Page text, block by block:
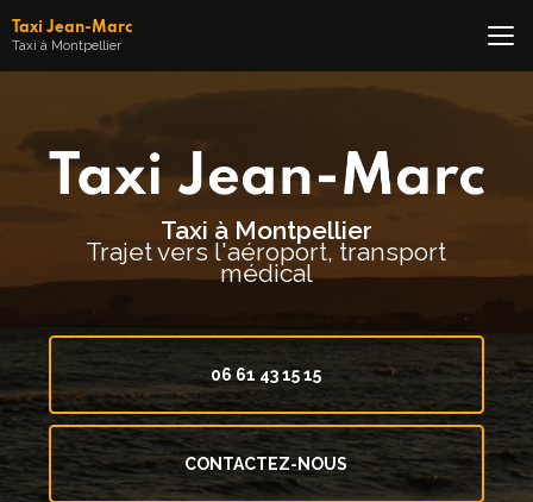
au
contenu
Taxi Jean-Marc
Taxi à Montpellier
Taxi à Montpellier
Trajet vers l'aéroport, transport
médical
06 61 43 15 15
CONTACTEZ-NOUS